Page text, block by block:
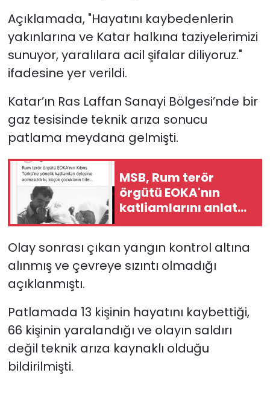
Açıklamada, "Hayatını kaybedenlerin
yakınlarına ve Katar halkına taziyelerimizi
sunuyor, yaralılara acil şifalar diliyoruz."
ifadesine yer verildi.
Katar’ın Ras Laffan Sanayi Bölgesi’nde bir
gaz tesisinde teknik arıza sonucu
patlama meydana gelmişti.
MSB, Rum terör
örgütü EOKA'nın
katliamlarını anlatan
videonun
Olay sonrası çıkan yangın kontrol altına
alınmış ve çevreye sızıntı olmadığı
açıklanmıştı.
Patlamada 13 kişinin hayatını kaybettiği,
66 kişinin yaralandığı ve olayın saldırı
değil teknik arıza kaynaklı olduğu
bildirilmişti.
Yazarlar